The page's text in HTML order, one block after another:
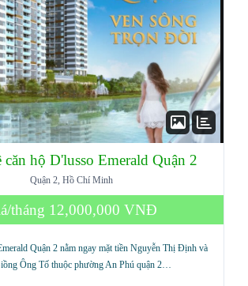
căn hộ D'lusso Emerald Quận 2
Quận 2, Hồ Chí Minh
tháng 12,000,000 VNĐ
Quận 2 nằm ngay mặt tiền Nguyễn Thị Định và
Ông Tố thuộc phường An Phú quận 2…
in
have an account?Sign Up